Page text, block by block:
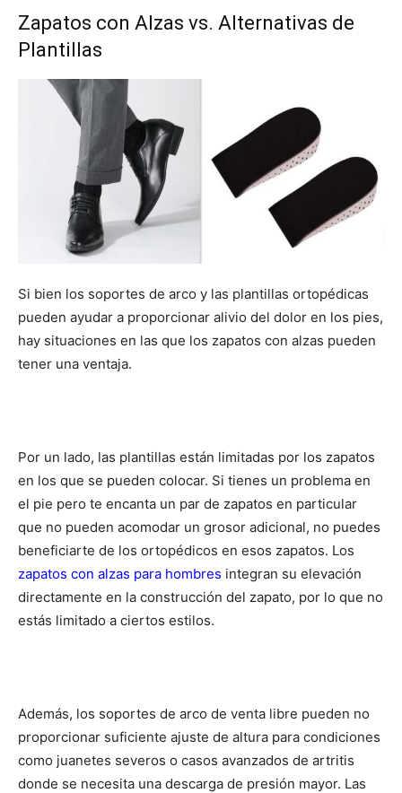
Zapatos con Alzas vs. Alternativas de
Plantillas
Si bien los soportes de arco y las plantillas ortopédicas
pueden ayudar a proporcionar alivio del dolor en los pies,
hay situaciones en las que los zapatos con alzas pueden
tener una ventaja.
Por un lado, las plantillas están limitadas por los zapatos
en los que se pueden colocar. Si tienes un problema en
el pie pero te encanta un par de zapatos en particular
que no pueden acomodar un grosor adicional, no puedes
beneficiarte de los ortopédicos en esos zapatos. Los
zapatos con alzas para hombres integran su elevación
directamente en la construcción del zapato, por lo que no
estás limitado a ciertos estilos.
Además, los soportes de arco de venta libre pueden no
proporcionar suficiente ajuste de altura para condiciones
como juanetes severos o casos avanzados de artritis
donde se necesita una descarga de presión mayor. Las